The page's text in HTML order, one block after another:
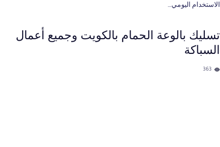
الاستخدام اليومي…
تسليك بالوعة الحمام بالكويت​ وجميع أعمال
السباكة
363